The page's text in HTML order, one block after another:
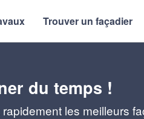
Trouver un façadier
du temps !
les meilleurs